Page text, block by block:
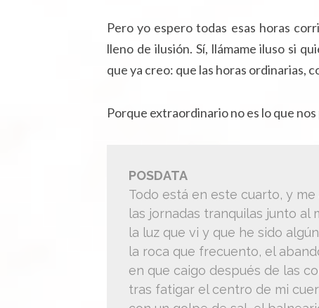
Pero yo espero todas esas horas
lleno de ilusión. Sí, llámame iluso si
que ya creo: que las horas ordinarias,
Porque extraordinario no es lo que
POSDATA
Todo está en este cuarto, y me
las jornadas tranquilas junto al
la luz que vi y que he sido
la roca que frecuento, el
en que caigo después de las
tras fatigar el centro de mi